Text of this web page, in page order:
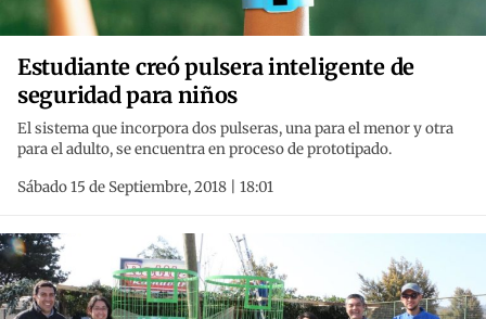
Estudiante creó pulsera inteligente de
seguridad para niños
El sistema que incorpora dos pulseras, una para el menor y otra
para el adulto, se encuentra en proceso de prototipado.
Sábado 15 de Septiembre, 2018 | 18:01